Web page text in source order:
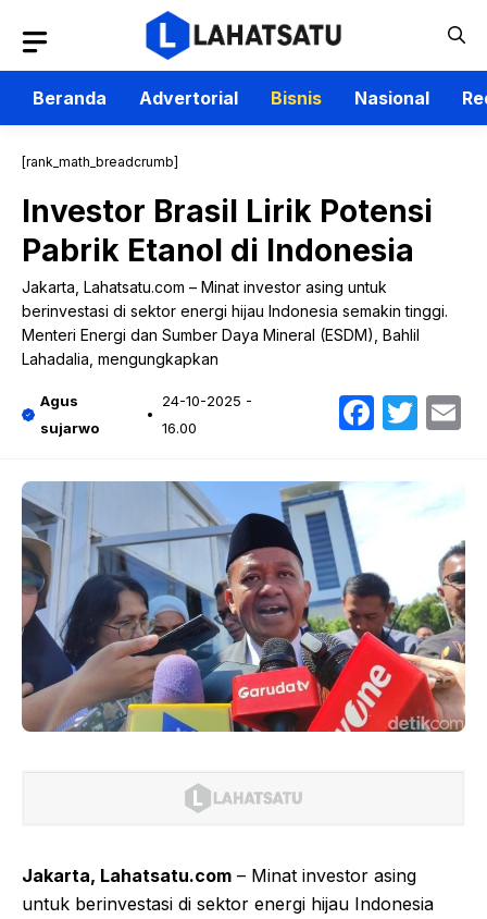
isi
Beranda
Advertorial Bisnis Nasional
[rank_math_breadcrumb]
Investor Brasil Lirik Potensi
Pabrik Etanol di Indonesia
Jakarta, Lahatsatu.com – Minat investor asing untuk
berinvestasi di sektor energi hijau Indonesia semakin tinggi.
Menteri Energi dan Sumber Daya Mineral (ESDM), Bahlil
Lahadalia, mengungkapkan
Agus
sujarwo
24-10-2025 -
16.00
Jakarta, Lahatsatu.com – Minat investor asing
untuk berinvestasi di sektor energi hijau Indonesia